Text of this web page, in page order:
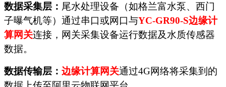
数据采集层： 尾水处理设备（如格兰富水泵、西门
子曝气机等）通过串口或网口与YC-GR90-S边缘计
算网关连接，网关采集设备运行数据及水质传感器
数据。
数据传输层： 边缘计算网关通过4G网络将采集到的